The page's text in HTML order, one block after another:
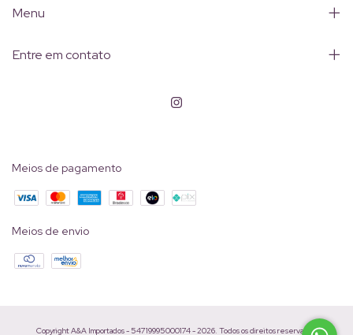
Menu
Entre em contato
Meios de pagamento
Meios de envio
Copyright A&A Importados - 54719995000174 - 2026. Todos os direitos reservados.